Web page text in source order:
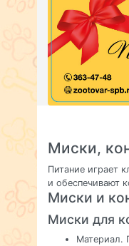
Миски,
Питание играет
и обеспечивают
Миски и
Миски для
Материал.